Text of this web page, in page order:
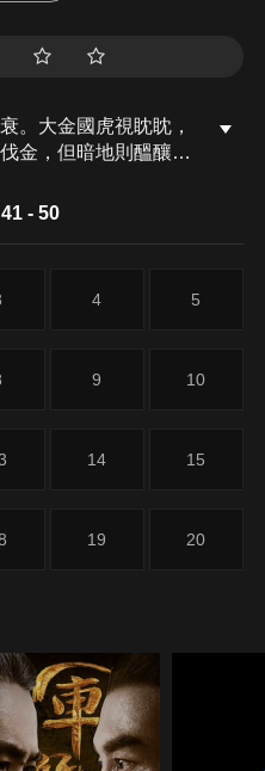
。大金國虎視眈眈，
金，但暗地則醞釀釀
經》成為人們匡扶大
成吉思汗的「金刀駙
南下尋找殺父仇人，
人，並拜得丐幫幫主
俠和用兵大家，他在
滿浩然正氣的英雄人
41 - 50
4 5
9 10
14 15
19 20